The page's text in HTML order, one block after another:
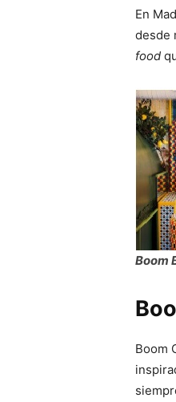
En
desde
food
Boom
Boom